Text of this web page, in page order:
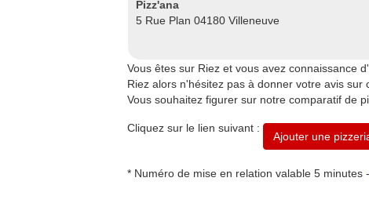
Pizz'ana
5 Rue Plan 04180 Villeneuve
Vous êtes sur Riez et vous avez connaissance
Riez alors n'hésitez pas à donner votre avis
Vous souhaitez figurer sur notre comparatif de
Cliquez sur le lien suivant :
Ajouter une
* Numéro de mise en relation valable 5 minutes -